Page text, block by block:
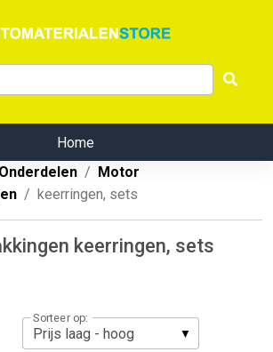
Home
Onderdelen
Motor
keerringen, sets
keerringen, sets
Sorteer op: